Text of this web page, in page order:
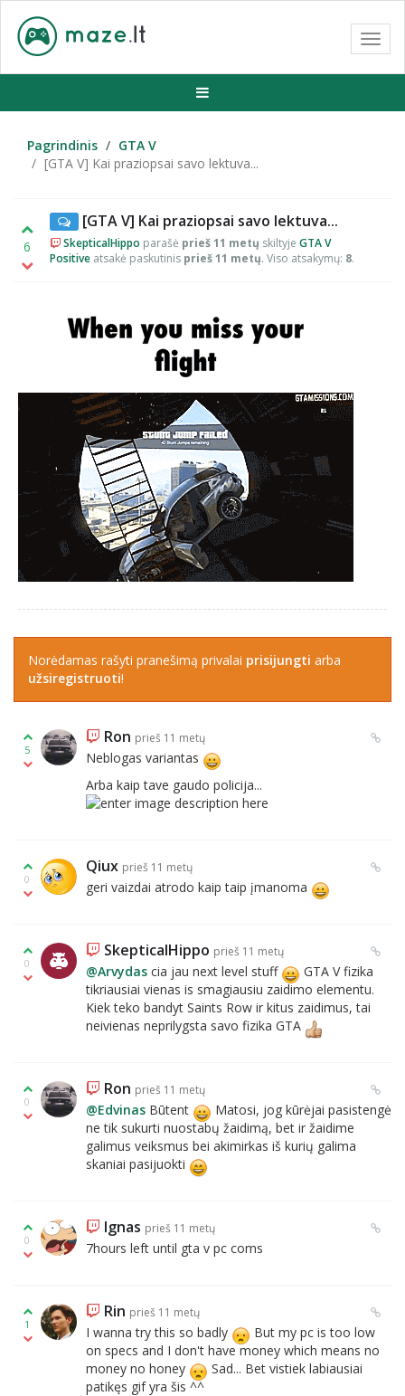
Pagrindinis
GTA V
[GTA V] Kai praziopsai savo lektuva...
6
[GTA V] Kai praziopsai savo lektuva...
SkepticalHippo parašė prieš 11 metų skiltyje GTA V
Positive atsakė paskutinis prieš 11 metų. Viso atsakymų: 8.
Norėdamas rašyti pranešimą privalai prisijungti arba
užsiregistruoti!
5
Ron prieš 11 metų
Neblogas variantas
Arba kaip tave gaudo policija...
0
Qiux prieš 11 metų
geri vaizdai atrodo kaip taip įmanoma
0
SkepticalHippo prieš 11 metų
@Arvydas cia jau next level stuff
GTA V fizika
tikriausiai vienas is smagiausiu zaidimo elementu.
Kiek teko bandyt Saints Row ir kitus zaidimus, tai
neivienas neprilygsta savo fizika GTA
0
Ron prieš 11 metų
@Edvinas Būtent
Matosi, jog kūrėjai pasistengė
ne tik sukurti nuostabų žaidimą, bet ir žaidime
galimus veiksmus bei akimirkas iš kurių galima
skaniai pasijuokti
0
Ignas prieš 11 metų
7hours left until gta v pc coms
1
Rin prieš 11 metų
I wanna try this so badly
But my pc is too low
on specs and I don't have money which means no
money no honey
Sad... Bet vistiek labiausiai
patikęs gif yra šis ^^